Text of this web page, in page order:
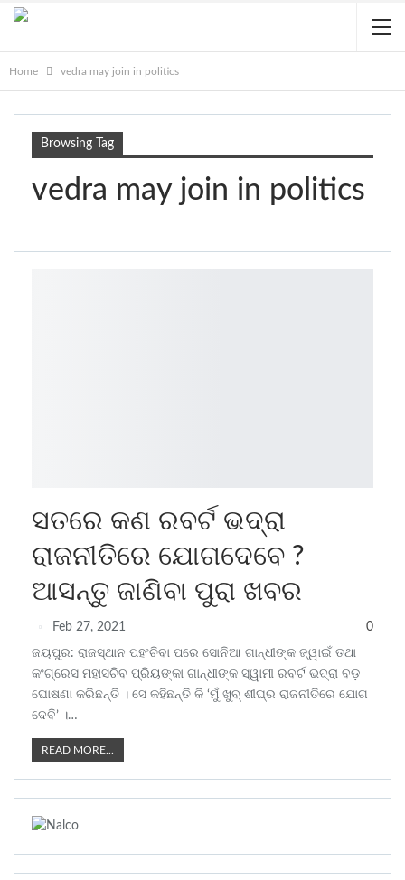
Home vedra may join in politics
Browsing Tag
vedra may join in politics
ସତରେ କଣ ରବର୍ଟ ଭଦ୍ରା
ରାଜନୀତିରେ ଯୋଗଦେବେ ?
ଆସନ୍ତୁ ଜାଣିବା ପୁରା ଖବର
Feb 27, 2021 0
ଜୟପୁର: ରାଜସ୍ଥାନ ପହଂଚିବା ପରେ ସୋନିଆ ଗାନ୍ଧୀଙ୍କ ଜ୍ୱାଇଁ ତଥା
କଂଗ୍ରେସ ମହାସଚିବ ପ୍ରିୟଙ୍କା ଗାନ୍ଧୀଙ୍କ ସ୍ୱାମୀ ରବର୍ଟ ଭଦ୍ରା ବଡ଼
ଘୋଷଣା କରିଛନ୍ତି । ସେ କହିଛନ୍ତି କି ‘ମୁଁ ଖୁବ୍ ଶୀଘ୍ର ରାଜନୀତିରେ ଯୋଗ
ଦେବି’ ।…
READ MORE...